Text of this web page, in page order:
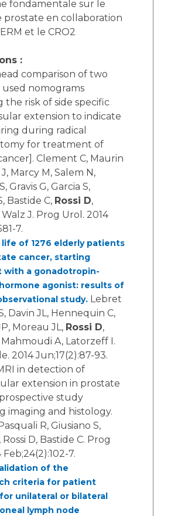
fondamentale sur le
prostate en collaboration
et le CRO2
:
comparison of two
nomograms
the risk of side specific
extension to indicate
during radical
for treatment of
Clement C, Maurin
Marcy M, Salem N,
Gravis G, Garcia S,
Bastide C, Rossi D,
J. Prog Urol. 2014
7.
of 1276 elderly patients
cancer, starting
with a gonadotropin-
agonist: results of
study. Lebret
Davin JL, Hennequin C,
Moreau JL, Rossi D,
A, Latorzeff I.
2014 Jun;17(2):87-93.
in detection of
extension in prostate
study
imaging and histology.
R, Giusiano S,
D, Bastide C. Prog
Feb;24(2):102-7.
of the
criteria for patient
unilateral or bilateral
lymph node